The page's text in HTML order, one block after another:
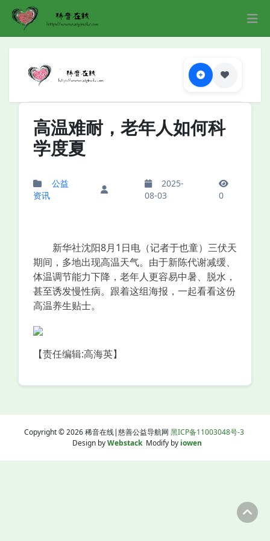
高温难耐，老年人如何科
学度夏
公益
资讯
2025-
08-03
0
新华社沈阳8月1日电（记者于也童）三伏天
期间，多地出现高温天气。由于新陈代谢减缓、
体温调节能力下降，老年人更容易中暑、脱水，
甚至诱发慢性病。跟着这组海报，一起看看这份
高温养生贴士。
【责任编辑:高海英】
Copyright © 2026 稀音在线|慈善公益导航网 黑ICP备11003048号-3
Design byWebstackModify by iowen